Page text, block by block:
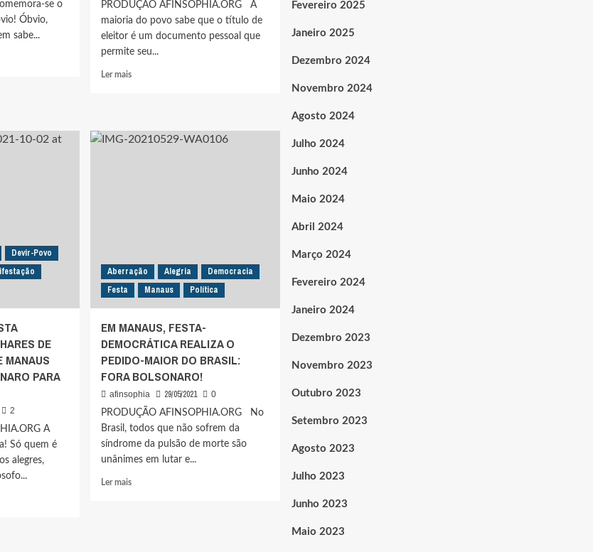
se o
Óbvio,
sabe...
PRODUÇÃO AFINSOPHIA.ORG A
maioria do povo sabe que o título de
eleitor é um documento pessoal que
permite seu...
Ler maisLeia
ÉTICA-
NÃO
VOTAM
VOCÊ
FAZ
PARTE
61%?
Devir-Povo
DE
MANAUS
PARA
2
A
Só quem é
alegres,
Aberração Alegria
Democracia
Festa
Manaus Política
EM MANAUS, FESTA-
DEMOCRÁTICA REALIZA O
PEDIDO-MAIOR DO BRASIL:
FORA BOLSONARO!
afinsophia 29/05/2021
0
PRODUÇÃO AFINSOPHIA.ORG No
Brasil, todos que não sofrem da
síndrome da pulsão de morte são
unânimes em lutar e...
Ler maisLeia
Fevereiro 2025
Janeiro 2025
Dezembro 2024
Novembro 2024
Agosto 2024
Julho 2024
Junho 2024
Maio 2024
Abril 2024
Março 2024
Fevereiro 2024
Janeiro 2024
Dezembro 2023
Novembro 2023
Outubro 2023
Setembro 2023
Agosto 2023
Julho 2023
Junho 2023
Maio 2023